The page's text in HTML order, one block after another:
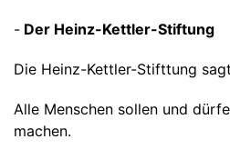
- Der Heinz-Kettler-Stiftung
Die Heinz-Kettler-Stifttung
Alle Menschen sollen und
machen.